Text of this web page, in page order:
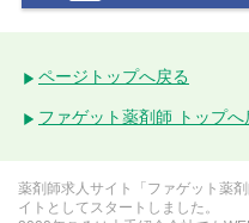
ページトップへ戻る
ファゲット薬剤師 トップへ
薬剤師求人サイト「ファゲット薬
イトとしてスタートしました。